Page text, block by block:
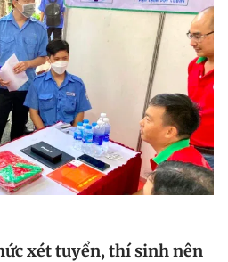
xét tuyển, thí sinh nên